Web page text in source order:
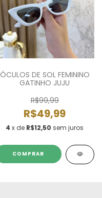
ÓCULOS DE SOL FEMININO
GATINHO JUJU
R$99,99
R$49,99
4 x de R$12,50 sem juros
COMPRAR